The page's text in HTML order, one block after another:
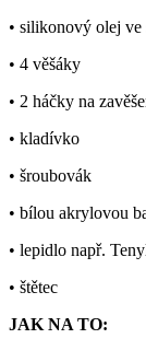
• silikonový olej
• 4 věšáky
• 2 háčky na
• kladívko
• šroubovák
• bílou akrylovou
• lepidlo např.
• štětec
JAK NA TO: